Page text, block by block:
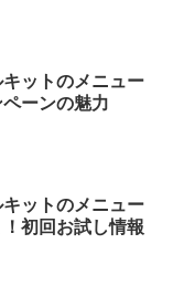
ットのメニュー
ーンの魅力
ットのメニュー
初回お試し情報